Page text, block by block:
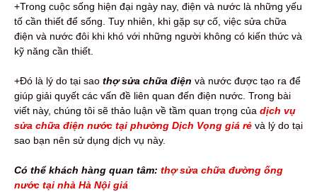
+Trong cuộc sống hiện đại ngày nay, điện và nước là những yếu
tố cần thiết để sống. Tuy nhiên, khi gặp sự cố, việc sửa chữa
điện và nước đôi khi khó với những người không có kiến thức và
kỹ năng cần thiết.
+Đó là lý do tại sao thợ sửa chữa điện và nước được tạo ra để
giúp giải quyết các vấn đề liên quan đến điện nước. Trong bài
viết này, chúng tôi sẽ thảo luận về tầm quan trọng của dịch vụ
sửa chữa điện nước tại phường Dịch Vọng giá rẻ và lý do tại
sao bạn nên sử dụng dịch vụ này.
Có thể khách hàng quan tâm: thợ sửa chữa đường ống
nước tại nhà Hà Nội giá